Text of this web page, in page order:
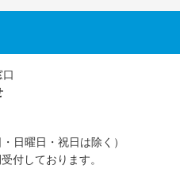
日曜日・祝日は除く）
付しております。